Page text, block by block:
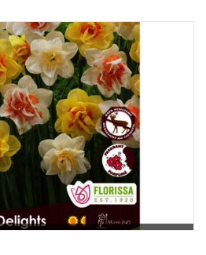
boutique
et évènements
Conseils
Glossaire
horticole
à la clientèle